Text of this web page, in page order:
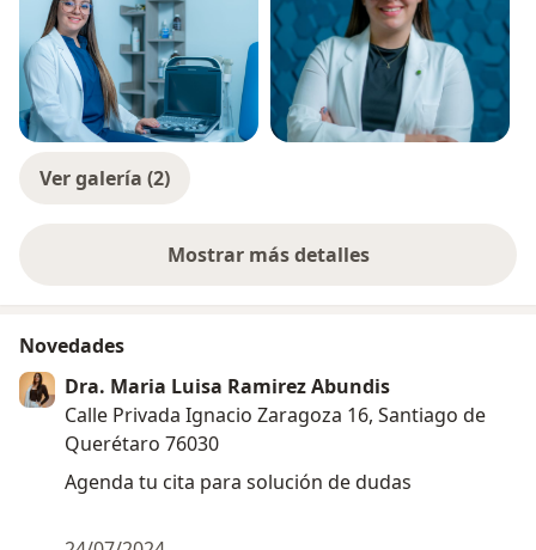
Ver galería (2)
Mostrar más detalles
sobre la experiencia
Novedades
Dra. Maria Luisa Ramirez Abundis
Calle Privada Ignacio Zaragoza 16, Santiago de
Querétaro 76030
Agenda tu cita para solución de dudas